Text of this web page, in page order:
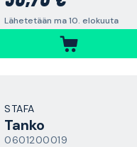
Lähetetään ma 10. elokuuta
STAFA
Tanko
0601200019